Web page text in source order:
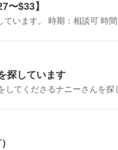
〜$33】
います。 時期：相談可 時
探しています
てくださるナニーさんを探